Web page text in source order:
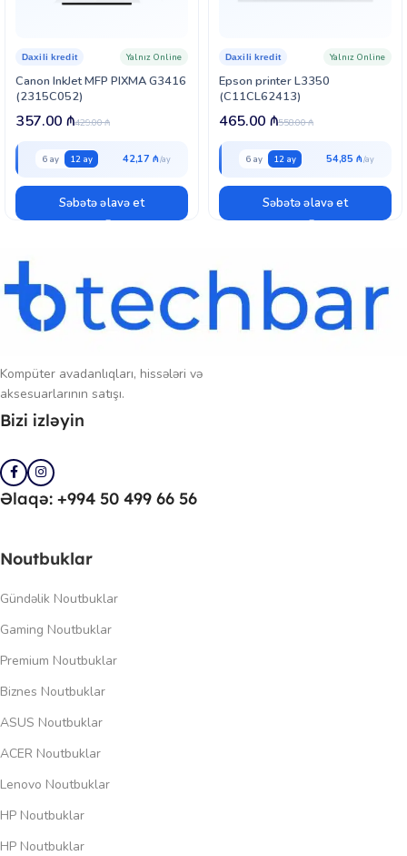
kopyalarda yüksək keyfiyyət təmin edilir. Cihazın 6.1 düymlük rəngli
Epson L6490 müxtəlif çap media növlərini dəstəkləyir: kartlar,
konvertlər, mat kağız və digər xüsusi materiallar ilə işləyə bilir.
Quraşdırma və istifadə sadədir, enerji sərfiyyatı isə minimal
səviyyədədir — işləyərkən 12 W, gözləmə rejimində isə 5 W.
Canon InkJet MFP PIXMA G3416
(2315C052)
Daxili kredit Yalnız Online
429.00₼
357.00 ₼
6 ay 12 ay 42,17 ₼
Səbətə əlavə et
Epson printer L3350
(C11CL62413)
Daxili kredit Yalnız Online
558.00₼
465.00 ₼
6 ay 12 ay 54,85 ₼
Səbətə əlavə et
Kompüter avadanlıqları, hissələri və
aksesuarlarının satışı.
Bizi izləyin
Əlaqə: +994 50 499 66 56
Noutbuklar
Gündəlik Noutbuklar
Gaming Noutbuklar
Premium Noutbuklar
Biznes Noutbuklar
ASUS Noutbuklar
ACER Noutbuklar
Lenovo Noutbuklar
HP Noutbuklar
HP Noutbuklar